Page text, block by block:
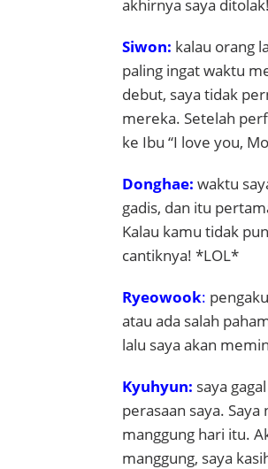
akhirnya saya ditolak!
Siwon: kalau orang
paling ingat waktu
debut, saya tidak
mereka. Setelah
ke Ibu “I love you,
Donghae: waktu
gadis, dan itu
Kalau kamu tidak
cantiknya! *LOL*
Ryeowook:
atau ada salah
lalu saya akan
Kyuhyun: saya
perasaan saya.
manggung hari itu.
manggung, saya